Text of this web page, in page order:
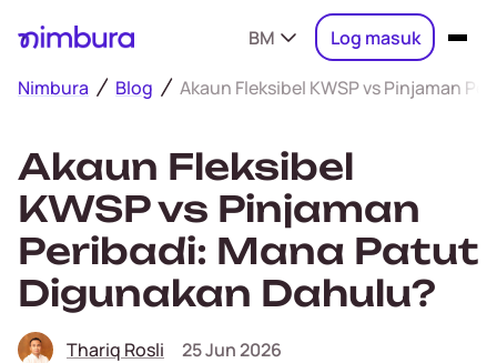
BM Log masuk
Nimbura Blog Akaun Fleksibel KWSP vs Pinjaman
Akaun Fleksibel
KWSP vs Pinjaman
Peribadi: Mana Patut
Digunakan Dahulu?
Thariq Rosli 25 Jun 2026